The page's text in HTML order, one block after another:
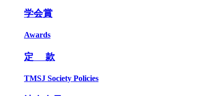
学会賞
Awards
定 款
TMSJ Society Policies